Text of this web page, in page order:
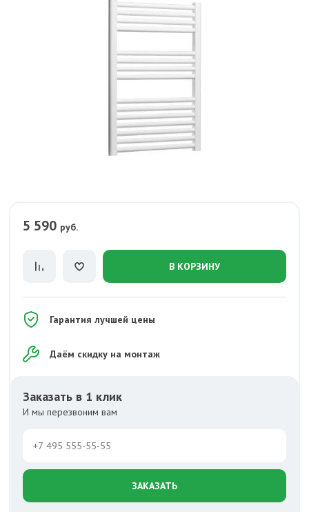
5 590 руб.
В КОРЗИНУ
Гарантия лучшей цены
Даём скидку на монтаж
Заказать в 1 клик
И мы перезвоним вам
ЗАКАЗАТЬ